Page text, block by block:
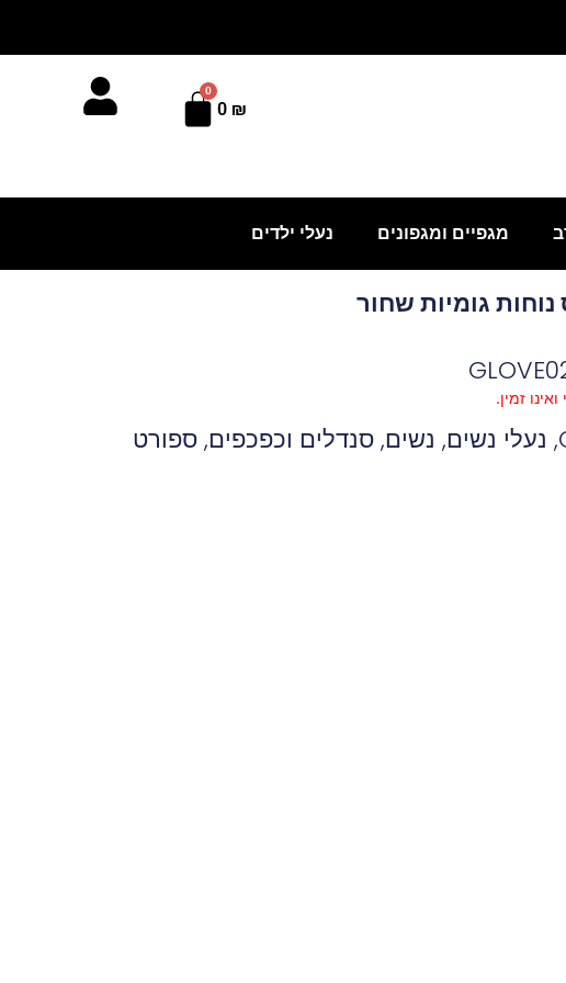
0 ₪
0
עגלת
מגפיים ומגפונים נעלי ילדים
זמין.
, נעלי נשים, נשים,סנדלים וכפכפים,ספורט